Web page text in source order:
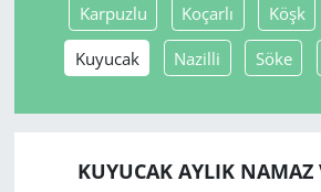
Karpuzlu Koçarlı Köşk
Kuyucak Nazilli Söke
KUYUCAK AYLIK NAMAZ